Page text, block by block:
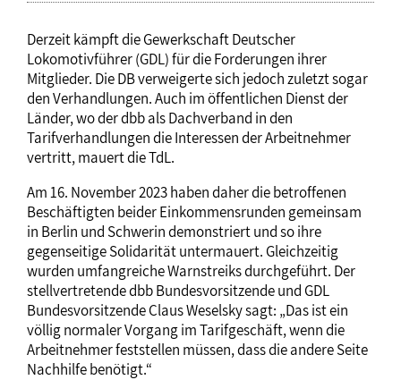
Derzeit kämpft die Gewerkschaft Deutscher
Lokomotivführer (GDL) für die Forderungen ihrer
Mitglieder. Die DB verweigerte sich jedoch zuletzt sogar
den Verhandlungen. Auch im öffentlichen Dienst der
Länder, wo der dbb als Dachverband in den
Tarifverhandlungen die Interessen der Arbeitnehmer
vertritt, mauert die TdL.
Am 16. November 2023 haben daher die betroffenen
Beschäftigten beider Einkommensrunden gemeinsam
in Berlin und Schwerin demonstriert und so ihre
gegenseitige Solidarität untermauert. Gleichzeitig
wurden umfangreiche Warnstreiks durchgeführt. Der
stellvertretende dbb Bundesvorsitzende und GDL
Bundesvorsitzende Claus Weselsky sagt: „Das ist ein
völlig normaler Vorgang im Tarifgeschäft, wenn die
Arbeitnehmer feststellen müssen, dass die andere Seite
Nachhilfe benötigt.“